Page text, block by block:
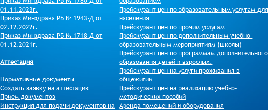
01.11.2023г.
Приказ Минздрава РБ № 1943-Д от
02.12.2022г.
Приказ Минздрава РБ № 1718-Д от
01.12.2021г.
Аттестация
Нормативные документы
Создать заявку на аттестацию
Прием документов
Инструкция для подачи документов на
Прейскурант цен по образовательным услугам для
населения
Прейскурант цен по прочим услугам
Прейскурант цен по дополнительным учебно-
образовательным мероприятиям (школы)
Прейскурант цен по программам дополнительного
образования детей и взрослых.
Прейскурант цен на услуги проживания в
общежитии
Прейскурант цен на реализацию учебно-
методических пособий
Аренда помещений и оборудования